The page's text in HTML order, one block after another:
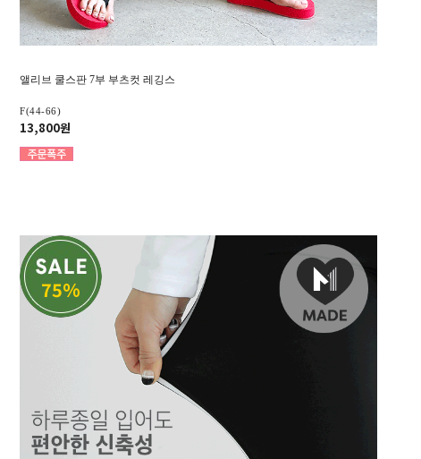
앨리브 쿨스판 7부 부츠컷 레깅스
F(44-66)
13,800원
75%